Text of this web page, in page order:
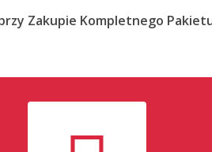
Zakupie Kompletnego